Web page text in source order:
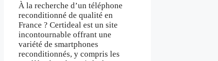
À la recherche d’un téléphone
reconditionné de qualité en
France ? Certideal est un site
incontournable offrant une
variété de smartphones
reconditionnés, y compris les